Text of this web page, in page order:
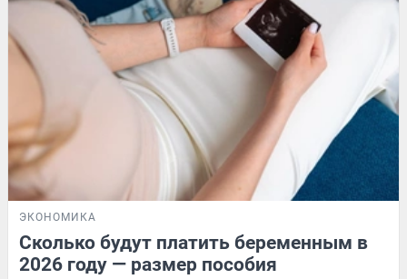
ЭКОНОМИКА
Сколько будут платить беременным в
2026 году — размер пособия